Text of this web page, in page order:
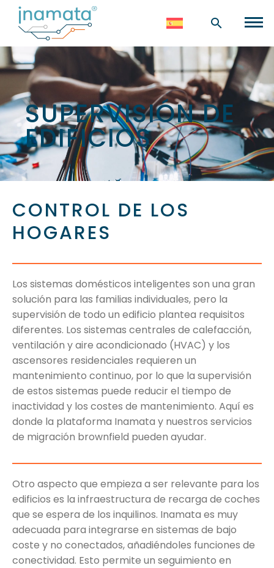
SUPERVISIÓN DE
EDIFICIOS
CONTROL DE LOS
HOGARES
Los sistemas domésticos inteligentes son una gran
solución para las familias individuales, pero la
supervisión de todo un edificio plantea requisitos
diferentes. Los sistemas centrales de calefacción,
ventilación y aire acondicionado (HVAC) y los
ascensores residenciales requieren un
mantenimiento continuo, por lo que la supervisión
de estos sistemas puede reducir el tiempo de
inactividad y los costes de mantenimiento. Aquí es
donde la plataforma Inamata y nuestros servicios
de migración brownfield pueden ayudar.
Otro aspecto que empieza a ser relevante para los
edificios es la infraestructura de recarga de coches
que se espera de los inquilinos. Inamata es muy
adecuada para integrarse en sistemas de bajo
coste y no conectados, añadiéndoles funciones de
conectividad. Esto permite un seguimiento en